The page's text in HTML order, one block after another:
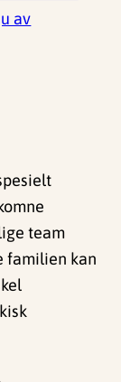
av
team
familien kan